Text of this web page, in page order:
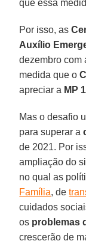
que essa
Por isso, as
Auxílio
dezembro com
medida que o
apreciar a MP
Mas o desafio
para superar a
de 2021. Por
ampliação do
no qual as
Família, de
cuidados
os problemas
crescerão de